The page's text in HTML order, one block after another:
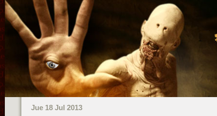
Jue 18 Jul 2013